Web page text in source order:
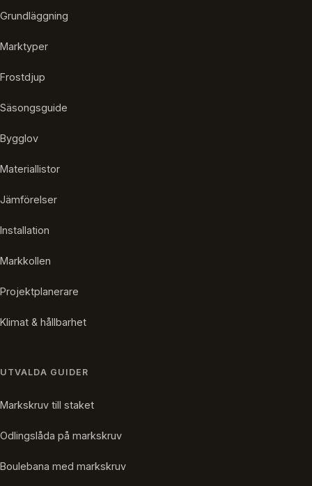
Grundläggning
Marktyper
Frostdjup
Säsongsguide
Bygglov
Materiallistor
Jämförelser
Installation
Markkollen
Projektplanerare
Klimat & hållbarhet
UTVALDA GUIDER
Markskruv till staket
Odlingslåda på markskruv
Boulebana med markskruv